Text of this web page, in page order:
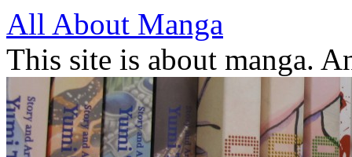
All About Manga
This site is about manga.